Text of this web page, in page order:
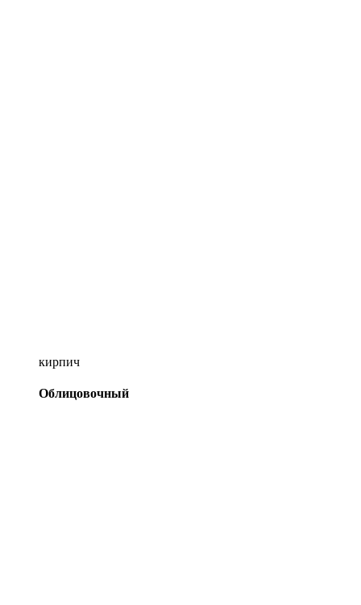
кирпич
Облицовочный